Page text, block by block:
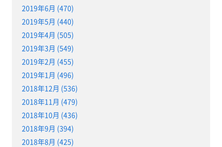
2019年6月 (470)
2019年5月 (440)
2019年4月 (505)
2019年3月 (549)
2019年2月 (455)
2019年1月 (496)
2018年12月 (536)
2018年11月 (479)
2018年10月 (436)
2018年9月 (394)
2018年8月 (425)